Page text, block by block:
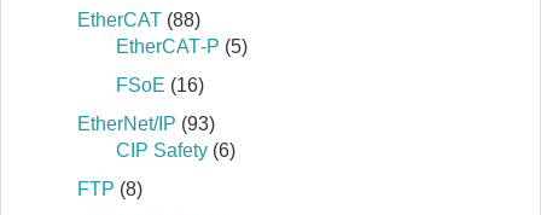
EtherCAT (88)
EtherCAT‐P (5)
FSoE (16)
EtherNet/IP (93)
CIP Safety (6)
FTP (8)